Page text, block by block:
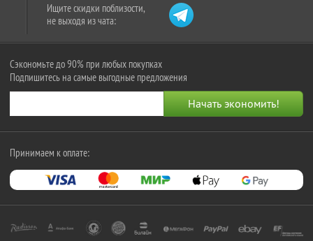
Ищите скидки поблизости,
не выходя из чата:
Сэкономьте до 90% при любых покупках
Подпишитесь на самые выгодные предложения
Принимаем к оплате: